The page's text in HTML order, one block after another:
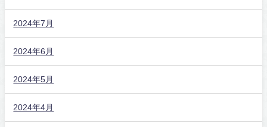
2024年7月
2024年6月
2024年5月
2024年4月